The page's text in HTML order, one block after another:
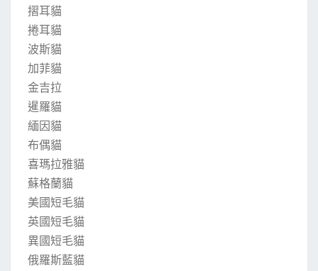
摺耳貓
捲耳貓
波斯貓
加菲貓
金吉拉
暹羅貓
緬因貓
布偶貓
喜瑪拉雅貓
蘇格蘭貓
美國短毛貓
英國短毛貓
異國短毛貓
俄羅斯藍貓